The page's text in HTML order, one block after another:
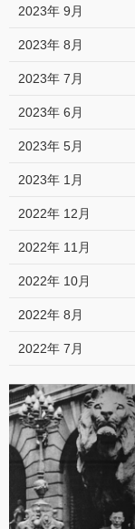
2023年 9月
2023年 8月
2023年 7月
2023年 6月
2023年 5月
2023年 1月
2022年 12月
2022年 11月
2022年 10月
2022年 8月
2022年 7月